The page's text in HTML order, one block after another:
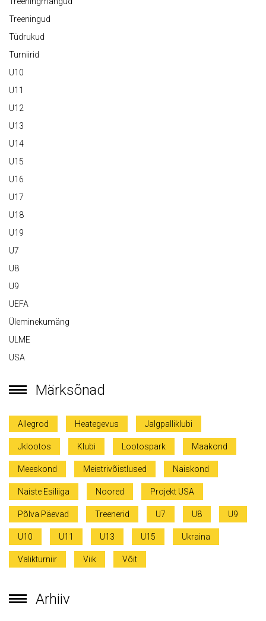
Treeningud
Tüdrukud
Turniirid
U10
U11
U12
U13
U14
U15
U16
U17
U18
U19
U7
U8
U9
UEFA
Üleminekumäng
ULME
USA
Märksõnad
Allegrod Heategevus Jalgpalliklubi
Jklootos Klubi Lootospark Maakond
Meeskond Meistrivõistlused Naiskond
Naiste Esiliiga Noored Projekt USA
Põlva Päevad Treenerid U7 U8 U9
U10 U11 U13 U15 Ukraina
Valikturniir Viik Võit
Arhiiv